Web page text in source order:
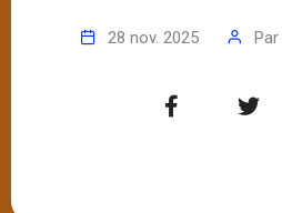
28 nov. 2025 Par